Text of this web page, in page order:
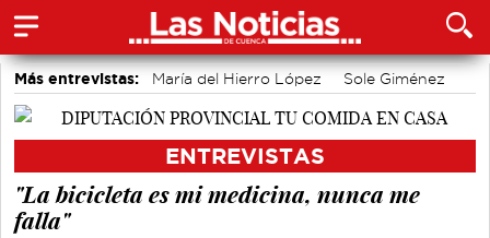
Más entrevistas: María del Hierro López
Sole Giménez
Javier Viñas
Fernando Polo
José Luis Martínez Guijarro
ENTREVISTAS
"La bicicleta es mi medicina, nunca me
falla"